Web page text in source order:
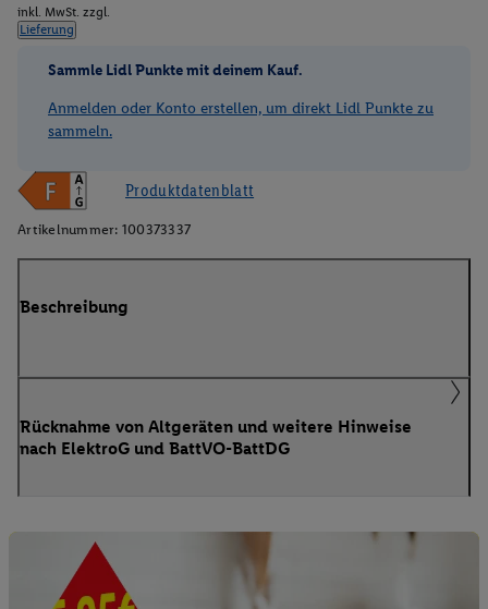
inkl. MwSt. zzgl.
Lieferung
Sammle Lidl Punkte mit deinem Kauf.
Anmelden oder Konto erstellen, um direkt Lidl Punkte zu
sammeln.
Produktdatenblatt
Artikelnummer: 100373337
Beschreibung
Rücknahme von Altgeräten und weitere Hinweise
nach ElektroG und BattVO-BattDG